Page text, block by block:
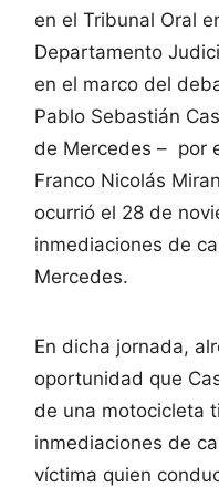
en el Tribunal Oral
Departamento
en el marco del
Pablo Sebastián
de Mercedes – por
Franco Nicolás
ocurrió el 28 de
inmediaciones de
Mercedes.
En dicha jornada,
oportunidad que
de una motocicleta
inmediaciones de
víctima quien